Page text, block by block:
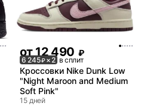
от12 490 ₽
6 245₽× 2 в сплит
Кроссовки Nike Dunk Low
"Night Maroon and Medium
Soft Pink"
15 дней